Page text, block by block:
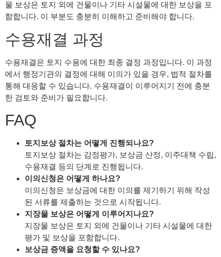
물 보상은 토지 외에 건물이나 기타 시설물에 대한 보상을 포
함합니다. 이 부분도 충분히 이해하고 준비해야 합니다.
수용재결 과정
수용재결은 토지 수용에 대한 최종 결정 과정입니다. 이 과정
에서 행정기관의 결정에 대해 이의가 있을 경우, 법적 절차를
통해 대응할 수 있습니다. 수용재결이 이루어지기 전에 충분
한 검토와 준비가 필요합니다.
FAQ
토지보상 절차는 어떻게 진행되나요?
토지보상 절차는 감정평가, 보상금 산정, 이주대책 수립,
수용재결 등의 단계로 진행됩니다.
이의신청은 어떻게 하나요?
이의신청은 보상금에 대한 이의를 제기하기 위해 작성
된 서류를 제출하는 것으로 시작됩니다.
지장물 보상은 어떻게 이루어지나요?
지장물 보상은 토지 외에 건물이나 기타 시설물에 대한
평가 및 보상을 포함합니다.
보상금 증액을 요청할 수 있나요?